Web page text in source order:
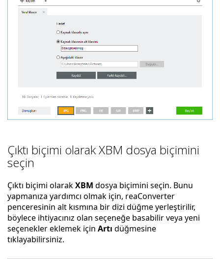
Çıktı biçimi olarak XBM dosya biçimini
seçin
Çıktı biçimi olarakXBM dosya biçimini seçin. Bunu
yapmanıza yardımcı olmak için, reaConverter
penceresinin alt kısmına bir dizi düğme yerleştirilir,
böylece ihtiyacınız olan seçeneğe basabilir veya yeni
seçenekler eklemek için Artı düğmesine
tıklayabilirsiniz.